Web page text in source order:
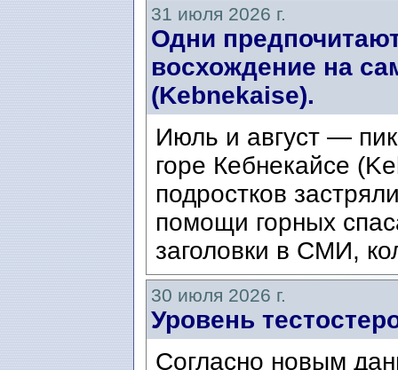
31 июля 2026 г.
Одни
восхождение на
(Kebnekaise).
Июль и август — пик
горе Кебнекайсе
подростков
помощи горных
заголовки в СМИ,
30 июля 2026 г.
Уровень
Согласно новым